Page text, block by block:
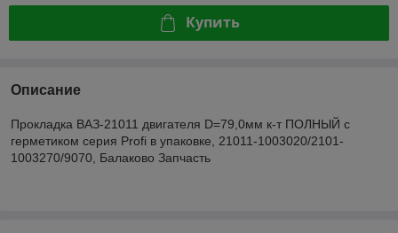
Купить
Описание
Прокладка ВАЗ-21011 двигателя D=79,0мм к-т ПОЛНЫЙ с
герметиком серия Profi в упаковке, 21011-1003020/2101-
1003270/9070, Балаково Запчасть